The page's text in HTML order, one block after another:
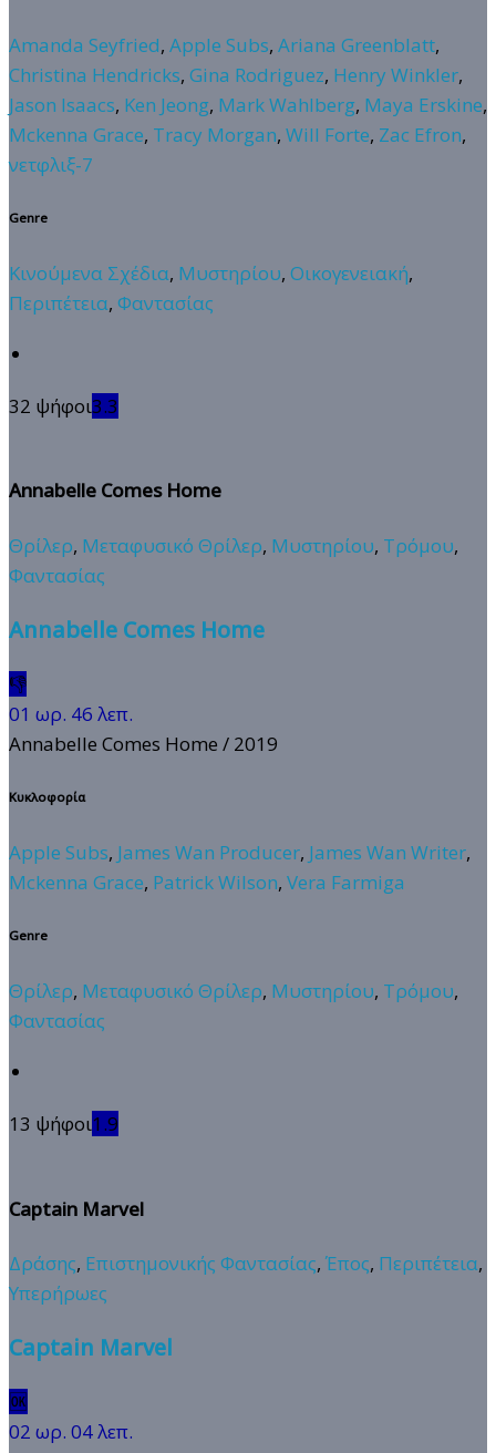
Amanda Seyfried, Apple Subs, Ariana Greenblatt,
Christina Hendricks, Gina Rodriguez, Henry Winkler,
Jason Isaacs, Ken Jeong, Mark Wahlberg, Maya Erskine,
Mckenna Grace, Tracy Morgan, Will Forte, Zac Efron,
νετφλιξ-7
Genre
Κινούμενα Σχέδια, Μυστηρίου, Οικογενειακή,
Περιπέτεια, Φαντασίας
32 ψήφοι3.3
Annabelle Comes Home
Θρίλερ, Μεταφυσικό Θρίλερ, Μυστηρίου, Τρόμου,
Φαντασίας
Annabelle Comes Home
👎
01 ωρ. 46 λεπ.
Annabelle Comes Home / 2019
Κυκλοφορία
Apple Subs, James Wan Producer, James Wan Writer,
Mckenna Grace, Patrick Wilson, Vera Farmiga
Genre
Θρίλερ, Μεταφυσικό Θρίλερ, Μυστηρίου, Τρόμου,
Φαντασίας
13 ψήφοι1.9
Captain Marvel
Δράσης, Επιστημονικής Φαντασίας, Έπος, Περιπέτεια,
Υπερήρωες
Captain Marvel
🆗
02 ωρ. 04 λεπ.